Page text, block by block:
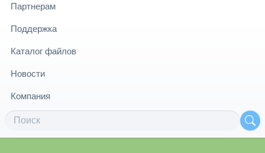
Партнерам
Поддержка
Каталог файлов
Новости
Компания